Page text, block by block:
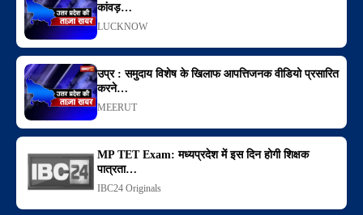
कांवड़…
LUCKNOW
उप्र : समुदाय विशेष के खिलाफ आपत्तिजनक वीडियो प्रसारित
करने…
MEERUT
MP TET Exam: मध्यप्रदेश में इस दिन होगी शिक्षक
पात्रता…
IBC24 Originals